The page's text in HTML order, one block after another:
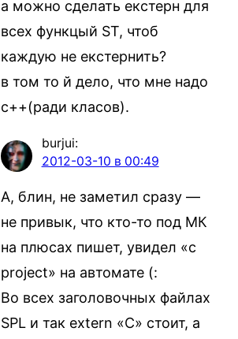
а можно сделать екстерн для
всех функцый ST, чтоб
каждую не екстернить?
в том то й дело, что мне надо
с++(ради класов).
burjui:
2012-03-10 в 00:49
А, блин, не заметил сразу —
не привык, что кто-то под МК
на плюсах пишет, увидел «с
project» на автомате (:
Во всех заголовочных файлах
SPL и так extern «C» стоит, а